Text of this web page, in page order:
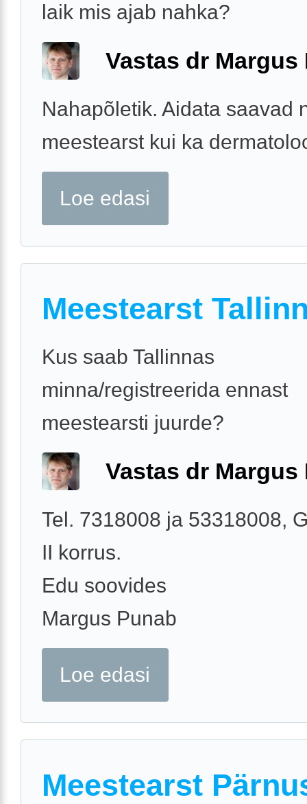
laik mis ajab nahka?
Vastas dr Margus
Nahapõletik. Aidata saavad
meestearst kui ka
Loe edasi
Meestearst
Kus saab Tallinnas
minna/registreerida ennast
meestearsti juurde?
Vastas dr Margus
Tel. 7318008 ja 53318008,
II korrus.
Edu soovides
Margus Punab
Loe edasi
Meestearst